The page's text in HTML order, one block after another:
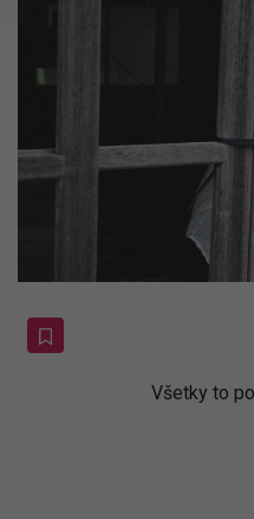
Všetky to